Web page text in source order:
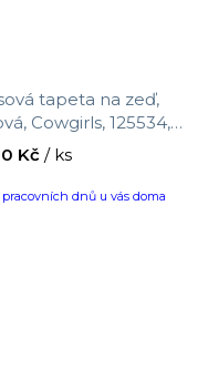
tapeta na zeď,
Cowgirls, 125534,
Kidstone, velikost 10
pracovních dnů u vás doma
Kč / ks